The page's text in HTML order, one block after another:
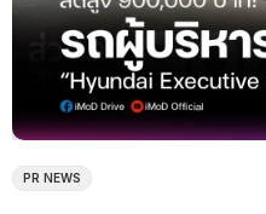
PR NEWS